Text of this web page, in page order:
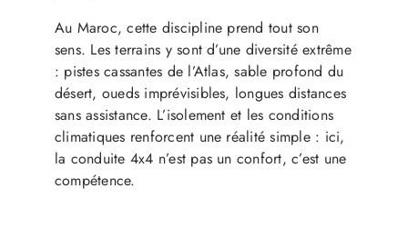
Au Maroc, cette discipline prend tout son
sens. Les terrains y sont d’une diversité extrême
: pistes cassantes de l’Atlas, sable profond du
désert, oueds imprévisibles, longues distances
sans assistance. L’isolement et les conditions
climatiques renforcent une réalité simple : ici,
la conduite 4x4 n’est pas un confort, c’est une
compétence.